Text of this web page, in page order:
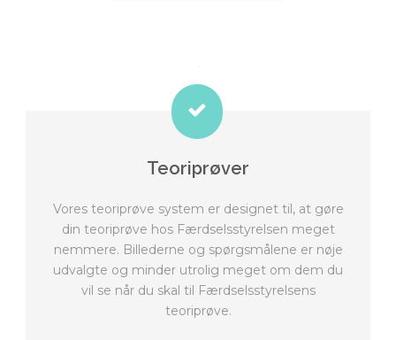
Teoriprøver
Vores teoriprøve system er designet til, at gøre
din teoriprøve hos Færdselsstyrelsen meget
nemmere. Billederne og spørgsmålene er nøje
udvalgte og minder utrolig meget om dem du
vil se når du skal til Færdselsstyrelsens
teoriprøve.